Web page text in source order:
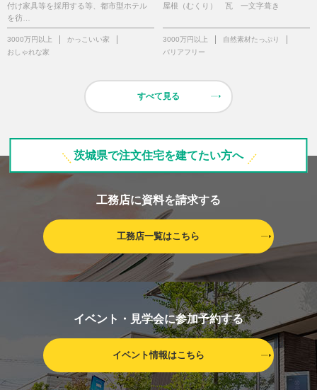
付け家具等を採用する等、都市型ホテル
を彷…
3000万円以上
かっこいい家
おしゃれな家
屋根（むくり） 瓦 一文字葺き
3000万円以上
自然素材たっぷり
バリアフリー
すべて見る
茨城県で注文住宅を建てたい方へ
工務店に資料を請求する
工務店一覧はこちら
イベント・見学会に参加予約する
イベント情報はこちら